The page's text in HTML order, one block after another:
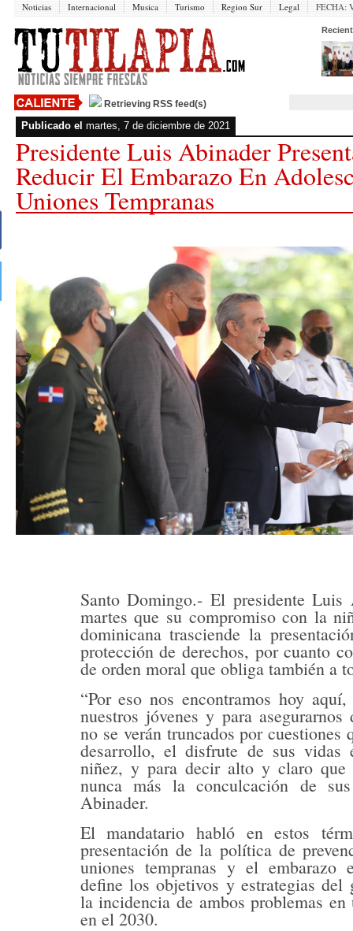
Noticias Internacional Musica Turismo Region Sur Legal FECHA:
Retrieving RSS feed(s)
Publicado el martes, 7 de diciembre de 2021
Presidente Luis Abinader
Reducir El Embarazo En
Uniones Tempranas
Santo Domingo.- El presidente Luis
martes que su compromiso con la
dominicana trasciende la
protección de derechos, por cuanto
de orden moral que obliga también a
“Por eso nos encontramos hoy
nuestros jóvenes y para
no se verán truncados por cuestiones
desarrollo, el disfrute de sus vidas
niñez, y para decir alto y claro
nunca más la conculcación de
Abinader.
El mandatario habló en estos
presentación de la política de
uniones tempranas y el embarazo
define los objetivos y estrategias del
la incidencia de ambos problemas
en el 2030.